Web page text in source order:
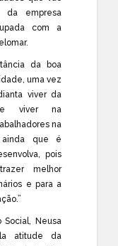
da empresa
com a
da boa
uma vez
viver da
viver na
na
que é
pois
melhor
e para a
Neusa
atitude da